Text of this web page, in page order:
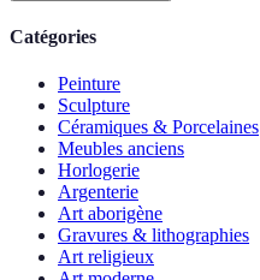
Catégories
Peinture
Sculpture
Céramiques & Porcelaines
Meubles anciens
Horlogerie
Argenterie
Art aborigène
Gravures & lithographies
Art religieux